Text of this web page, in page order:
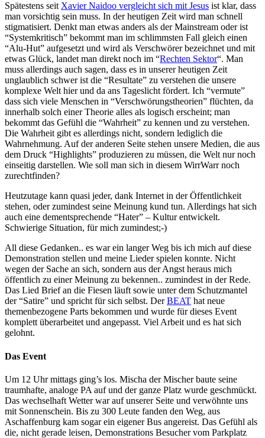
Spätestens seit Xavier Naidoo vergleicht sich mit Jesus ist klar, dass
man vorsichtig sein muss. In der heutigen Zeit wird man schnell
stigmatisiert. Denkt man etwas anders als der Mainstream oder ist
“Systemkritisch” bekommt man im schlimmsten Fall gleich einen
“Alu-Hut” aufgesetzt und wird als Verschwörer bezeichnet und mit
etwas Glück, landet man direkt noch im “Rechten Sektor“. Man
muss allerdings auch sagen, dass es in unserer heutigen Zeit
unglaublich schwer ist die “Resultate” zu verstehen die unsere
komplexe Welt hier und da ans Tageslicht fördert. Ich “vermute”
dass sich viele Menschen in “Verschwörungstheorien” flüchten, da
innerhalb solch einer Theorie alles als logisch erscheint; man
bekommt das Gefühl die “Wahrheit” zu kennen und zu verstehen.
Die Wahrheit gibt es allerdings nicht, sondern lediglich die
Wahrnehmung. Auf der anderen Seite stehen unsere Medien, die aus
dem Druck “Highlights” produzieren zu müssen, die Welt nur noch
einseitig darstellen. Wie soll man sich in diesem WirrWarr noch
zurechtfinden?
Heutzutage kann quasi jeder, dank Internet in der Öffentlichkeit
stehen, oder zumindest seine Meinung kund tun. Allerdings hat sich
auch eine dementsprechende “Hater” – Kultur entwickelt.
Schwierige Situation, für mich zumindest;-)
All diese Gedanken.. es war ein langer Weg bis ich mich auf diese
Demonstration stellen und meine Lieder spielen konnte. Nicht
wegen der Sache an sich, sondern aus der Angst heraus mich
öffentlich zu einer Meinung zu bekennen.. zumindest in der Rede.
Das Lied Brief an die Fiesen läuft sowie unter dem Schutzmantel
der “Satire” und spricht für sich selbst. DerBEAT hat neue
themenbezogene Parts bekommen und wurde für dieses Event
komplett überarbeitet und angepasst. Viel Arbeit und es hat sich
gelohnt.
Das Event
Um 12 Uhr mittags ging’s los. Mischa der Mischer baute seine
traumhafte, analoge PA auf und der ganze Platz wurde geschmückt.
Das wechselhaft Wetter war auf unserer Seite und verwöhnte uns
mit Sonnenschein. Bis zu 300 Leute fanden den Weg, aus
Aschaffenburg kam sogar ein eigener Bus angereist. Das Gefühl als
die, nicht gerade leisen, Demonstrations Besucher vom Parkplatz